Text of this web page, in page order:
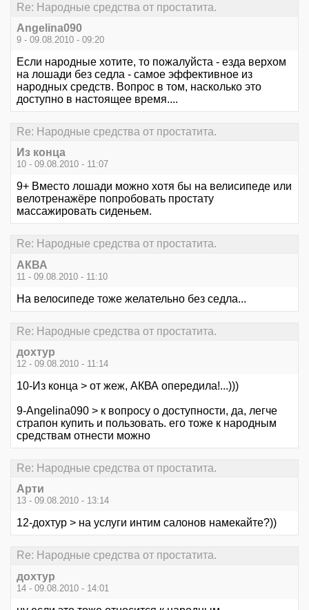
Re: Народные средства от простатита.
Angelina090
9 - 09.08.2010 - 09:20
Если народные хотите, то пожалуйста - езда верхом
на лошади без седла - самое эффективное из
народных средств. Вопрос в том, насколько это
доступно в настоящее время....
Re: Народные средства от простатита.
Из конца
10 - 09.08.2010 - 11:07
9+ Вместо лошади можно хотя бы на велисипеде или
велотренажёре попробовать простату
массажировать сиденьем.
Re: Народные средства от простатита.
АКВА
11 - 09.08.2010 - 11:10
На велосипеде тоже желательно без седла...
Re: Народные средства от простатита.
дохтур
12 - 09.08.2010 - 11:14
10-Из конца > от жеж, АКВА опередила!...)))
9-Angelina090 > к вопросу о доступности, да, легче
страпон купить и пользовать. его тоже к народным
средствам отнести можно
Re: Народные средства от простатита.
Арти
13 - 09.08.2010 - 13:14
12-дохтур > на услуги интим салонов намекайте?))
Re: Народные средства от простатита.
дохтур
14 - 09.08.2010 - 14:01